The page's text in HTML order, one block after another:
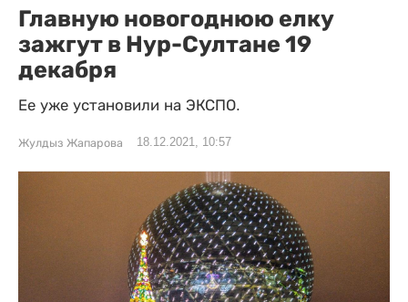
Главную новогоднюю елку
зажгут в Нур-Султане 19
декабря
Ее уже установили на ЭКСПО.
Жулдыз Жапарова 18.12.2021, 10:57